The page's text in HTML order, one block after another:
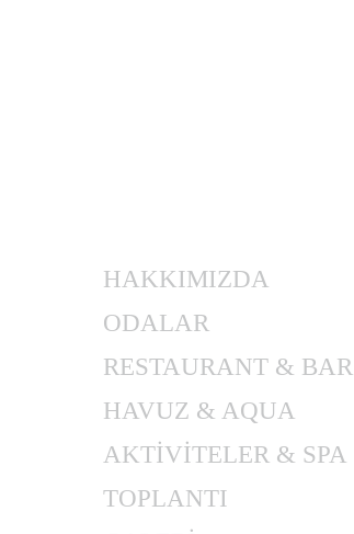
HAKKIMIZDA
ODALAR
RESTAURANT & BAR
HAVUZ & AQUA
AKTİVİTELER & SPA
TOPLANTI